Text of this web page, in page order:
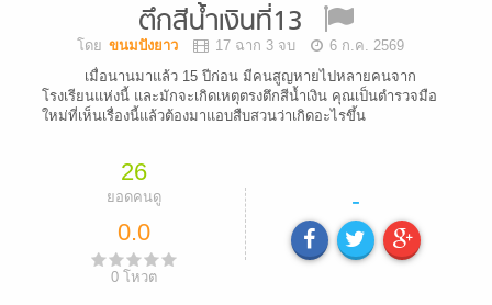
ตึกสีน้ำเงินที่13
โดย ขนมปังยาว 17 ฉาก 3 จบ
6 ก.ค. 2569
เมื่อนานมาแล้ว 15 ปีก่อน มีคนสูญหายไปหลายคนจาก
โรงเรียนแห่งนี้ และมักจะเกิดเหตุตรงตึกสีน้ำเงิน คุณเป็นตำรวจมือ
ใหม่ที่เห็นเรื่องนี้แล้วต้องมาแอบสืบสวนว่าเกิดอะไรขึ้น
26
ยอดคนดู
0.0
0โหวต
-